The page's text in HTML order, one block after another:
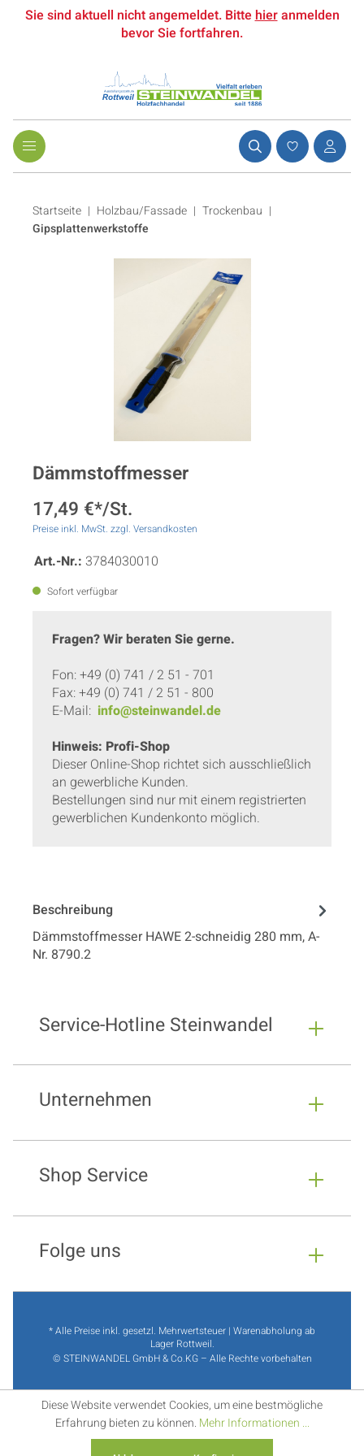
Sie sind aktuell nicht angemeldet. Bittehieranmelden
bevor Sie fortfahren.
Startseite Holzbau/Fassade | Trockenbau |
Gipsplattenwerkstoffe
Dämmstoffmesser
17,49 €*/St.
Preise inkl. MwSt. zzgl. Versandkosten
Art.-Nr.: 3784030010
Sofort verfügbar
Fragen? Wir beraten Sie gerne.
Fon: +49 (0) 741 / 2 51 - 701
Fax: +49 (0) 741 / 2 51 - 800
E-Mail: info@steinwandel.de
Hinweis: Profi-Shop
Dieser Online-Shop richtet sich ausschließlich
an gewerbliche Kunden.
Bestellungen sind nur mit einem registrierten
gewerblichen Kundenkonto möglich.
Beschreibung
Dämmstoffmesser HAWE 2-schneidig 280 mm, A-
Nr. 8790.2
Service-Hotline Steinwandel
Unternehmen
Shop Service
Folge uns
* Alle Preise inkl. gesetzl. Mehrwertsteuer | Warenabholung ab
Lager Rottweil.
© STEINWANDEL GmbH & Co.KG – Alle Rechte vorbehalten
Diese Website verwendet Cookies, um eine bestmögliche
Erfahrung bieten zu können. Mehr Informationen ...